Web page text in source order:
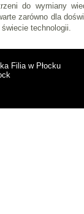
do wymiany
zarówno dla
technologii.
Filia w Płocku